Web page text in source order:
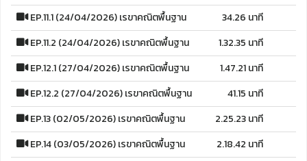
EP.11.1 (24/04/2026) เรขาคณิตพื้นฐาน
34.26 นาที
EP.11.2 (24/04/2026) เรขาคณิตพื้นฐาน
1.32.35 นาที
EP.12.1 (27/04/2026) เรขาคณิตพื้นฐาน
1.47.21 นาที
EP.12.2 (27/04/2026) เรขาคณิตพื้นฐาน
41.15 นาที
EP.13 (02/05/2026) เรขาคณิตพื้นฐาน
2.25.23 นาที
EP.14 (03/05/2026) เรขาคณิตพื้นฐาน
2.18.42 นาที